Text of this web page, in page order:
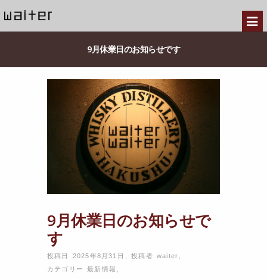
9月休業日のお知らせです
9月休業日のお知らせで
す
投稿日 2025年8月31日 ,投稿者waiter ,
カテゴリー最新情報 ,